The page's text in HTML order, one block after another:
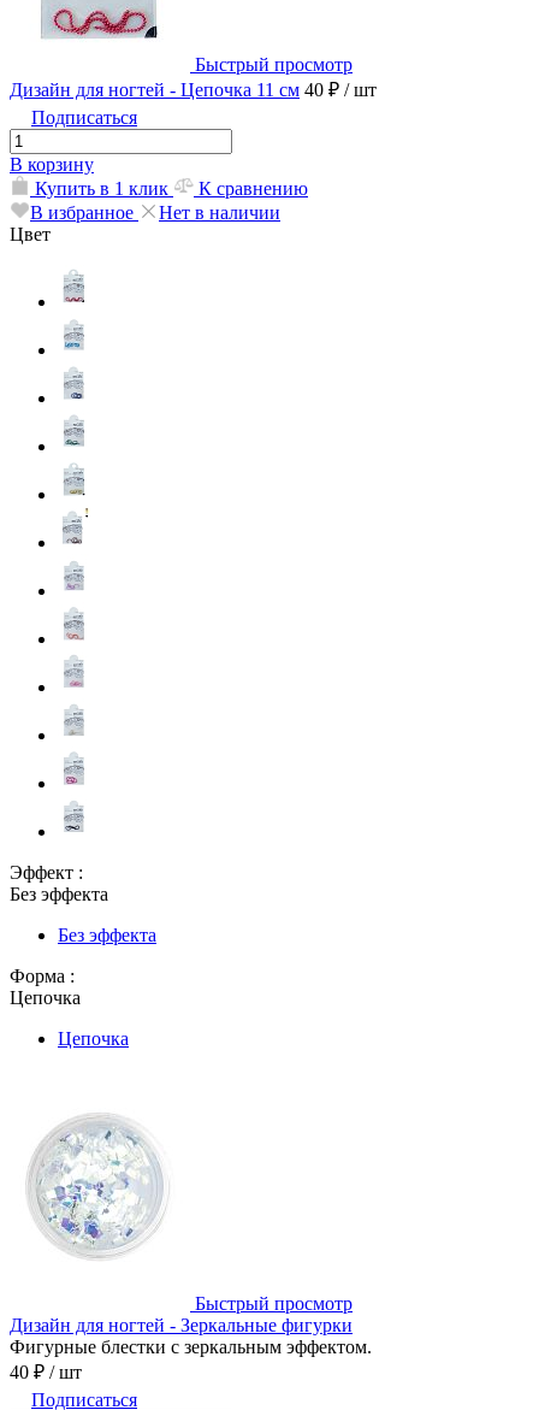
Быстрый просмотр
Дизайн для ногтей - Цепочка 11 см 40 ₽ / шт
Подписаться
В корзину
Купить в 1 клик
К сравнению
В избранное
Нет в наличии
Цвет
Эффект :
Без эффекта
Без эффекта
Форма :
Цепочка
Цепочка
Быстрый просмотр
Дизайн для ногтей - Зеркальные фигурки
Фигурные блестки с зеркальным эффектом.
40 ₽ / шт
Подписаться